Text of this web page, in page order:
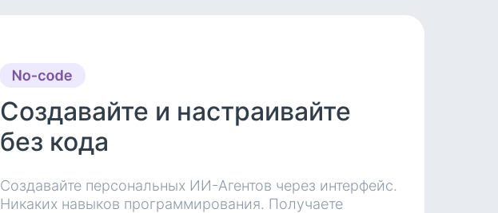
Создавайте персональных ИИ-Агентов через интерфейс.
Никаких навыков программирования. Получаете
Создавайте и настраивайте
без кода